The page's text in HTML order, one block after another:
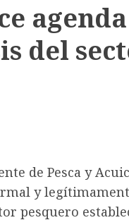
del
de Pesca y
y
pesquero